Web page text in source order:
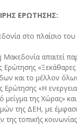
ΕΡΩΤΗΣΗΣ:
στο πλαίσιο
απαιτεί
Ερώτησης
και το μέλλον
«Η
μείγμα της Χώρας»
της ΔΕΗ, με
τοπικής